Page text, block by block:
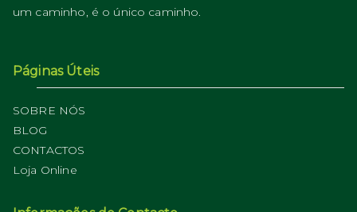
um caminho, é o único caminho.
Páginas Úteis
SOBRE NÓS
BLOG
CONTACTOS
Loja Online